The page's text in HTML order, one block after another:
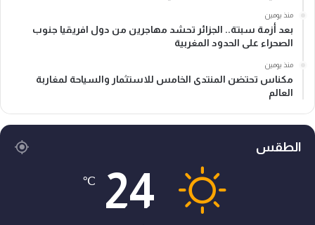
منذ يومين
بعد أزمة سبتة.. الجزائر تحشد مهاجرين من دول افريقيا جنوب
الصحراء على الحدود المغربية
منذ يومين
مكناس تحتضن المنتدى الخامس للاستثمار والسياحة لمغاربة
العالم
الطقس
24
℃